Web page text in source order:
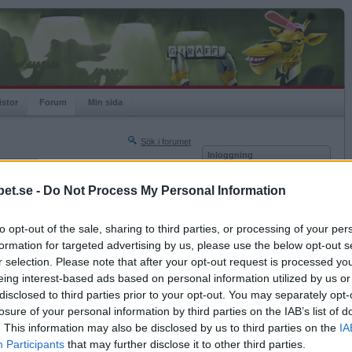
- Do Not Process My Personal Information
opt-out of the sale, sharing to third parties, or processing of your
for targeted advertising by us, please use the below opt-out
selection. Please note that after your opt-out request is processed
interest-based ads based on personal information utilized by us
to third parties prior to your opt-out. You may separately
of your personal information by third parties on the IAB’s list of
This information may also be disclosed by us to third parties on the
Participants that may further disclose it to other third parties.
Forum Min sida
Sök i forumet
Nästa sida »
2023-08-02 20:49
Inloggning
Kom ihåg mig
Glömt ditt lösenord?
Få ny aktiveringslänk
Betapet är gratis!